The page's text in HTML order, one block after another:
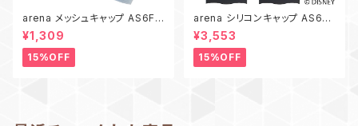
arena メッシュキャップ AS6FS
C55U お花 スイムキャップ スイ
ミングキャップ 水泳
¥1,309
15%OFF
arena シリコンキャップ AS6FS
C80U Disney スイムキャップ
スイミングキャップ 水泳 帽子 ア
リーナ シリコーンキャップ ミッ
キーマウス ミニーマウス
¥3,553
15%OFF